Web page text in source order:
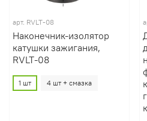
арт. RVLT-08
Наконечник-изолятор
катушки зажигания,
RVLT-08
1 шт 4 шт + смазка